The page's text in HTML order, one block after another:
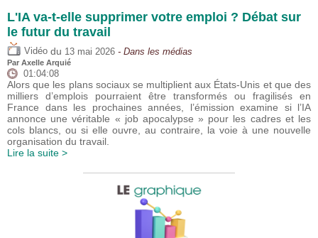
L'IA va-t-elle supprimer votre emploi ? Débat sur
le futur du travail
Vidéo du 13 mai 2026 - Dans les médias
Par Axelle Arquié
01:04:08
Alors que les plans sociaux se multiplient aux États-Unis et que des
milliers d’emplois pourraient être transformés ou fragilisés en
France dans les prochaines années, l’émission examine si l’IA
annonce une véritable « job apocalypse » pour les cadres et les
cols blancs, ou si elle ouvre, au contraire, la voie à une nouvelle
organisation du travail.
Lire la suite >